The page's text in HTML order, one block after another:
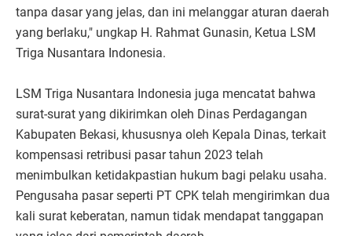
tanpa dasar yang jelas, dan ini melanggar aturan daerah
yang berlaku," ungkap H. Rahmat Gunasin, Ketua LSM
Triga Nusantara Indonesia.
LSM Triga Nusantara Indonesia juga mencatat bahwa
surat-surat yang dikirimkan oleh Dinas Perdagangan
Kabupaten Bekasi, khususnya oleh Kepala Dinas, terkait
kompensasi retribusi pasar tahun 2023 telah
menimbulkan ketidakpastian hukum bagi pelaku usaha.
Pengusaha pasar seperti PT CPK telah mengirimkan dua
kali surat keberatan, namun tidak mendapat tanggapan